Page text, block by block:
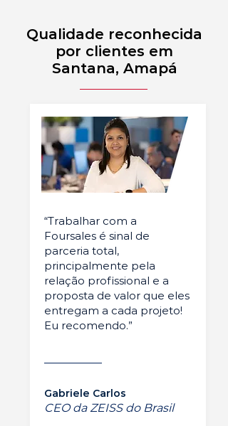
Qualidade reconhecida
por clientes em
Santana, Amapá
“Trabalhar com a
Foursales é sinal de
parceria total,
principalmente pela
relação profissional e a
proposta de valor que eles
entregam a cada projeto!
Eu recomendo.”
Gabriele Carlos
CEO da ZEISS do Brasil